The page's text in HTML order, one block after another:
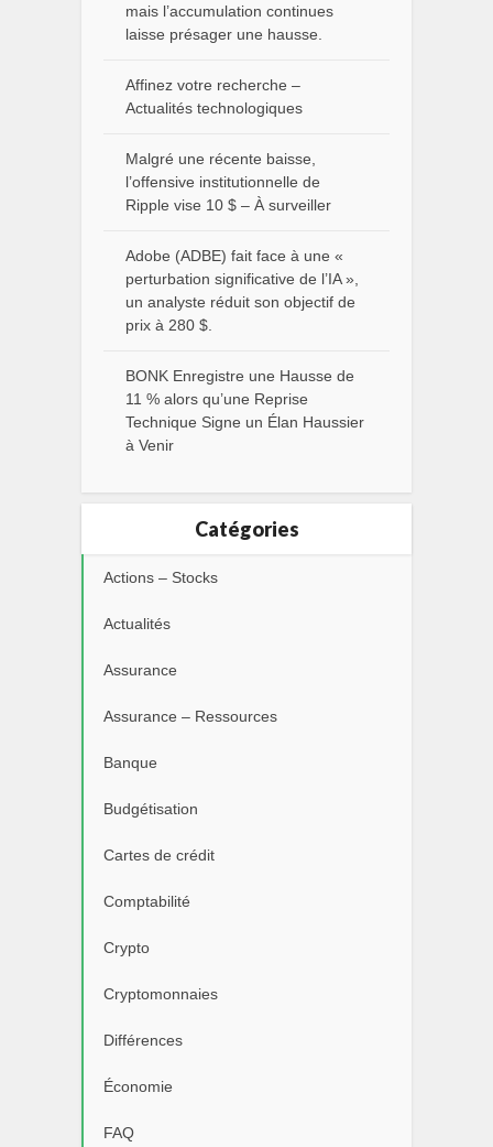
mais l’accumulation continues
laisse présager une hausse.
Affinez votre recherche –
Actualités technologiques
Malgré une récente baisse,
l’offensive institutionnelle de
Ripple vise 10 $ – À surveiller
Adobe (ADBE) fait face à une «
perturbation significative de l’IA »,
un analyste réduit son objectif de
prix à 280 $.
BONK Enregistre une Hausse de
11 % alors qu’une Reprise
Technique Signe un Élan Haussier
à Venir
Catégories
Actions – Stocks
Actualités
Assurance
Assurance – Ressources
Banque
Budgétisation
Cartes de crédit
Comptabilité
Crypto
Cryptomonnaies
Différences
Économie
FAQ